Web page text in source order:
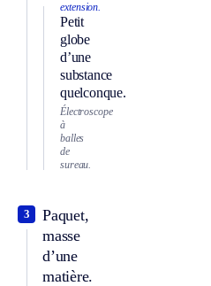
extension.
Petit
globe
d’une
substance
quelconque.
Électroscope
à
balles
de
sureau.
Paquet,
masse
d’une
matière.
3